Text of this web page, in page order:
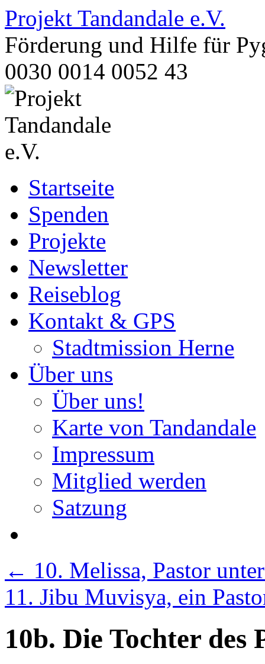
Projekt Tandandale e.V.
Förderung und Hilfe für
0030 0014 0052 43
Inhalt
springenStartseite
Spenden
Projekte
Newsletter
Reiseblog
Kontakt & GPS
Stadtmission Herne
Über uns
Über uns!
Karte von Tandandale
Impressum
Mitglied werden
Satzung
← 10. Melissa, Pastor
11. Jibu Muvisya, ein
10b. Die Tochter des